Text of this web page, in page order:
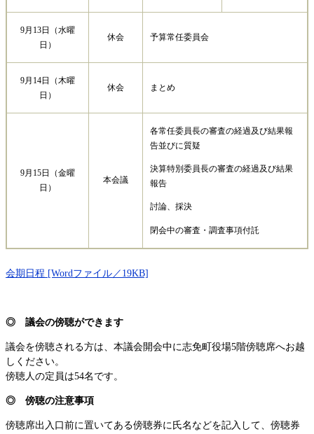
9月13日（水曜
日）
休会 予算常任委員会
9月14日（木曜
日）
休会 まとめ
9月15日（金曜
日）
本会議
各常任委員長の審査の経過及び結果報
告並びに質疑
決算特別委員長の審査の経過及び結果
報告
討論、採決
閉会中の審査・調査事項付託
会期日程 [Wordファイル／19KB]
◎ 議会の傍聴ができます
議会を傍聴される方は、本議会開会中に志免町役場5階傍聴席へお越
しください。
傍聴人の定員は54名です。
◎ 傍聴の注意事項
傍聴席出入口前に置いてある傍聴券に氏名などを記入して、傍聴券